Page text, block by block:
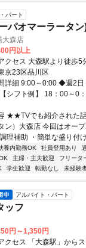
パート
パオマーラータ
大森店
円以上
クセス 大森駅より徒歩5
京23区品川区
詳細 9:00～0:00 ◆週2日
シフト例】 18：00～0
★★TVでも紹介された
ン）大森店 今回はオー
理補助 ・簡単な盛り付
養内勤務OK 社員登用あり
主婦・主夫歓迎 フリータ
学生歓迎 転勤なし 未経験
アルバイト・パート
ッフ
円～1,350円
クセス 「大森駅」から